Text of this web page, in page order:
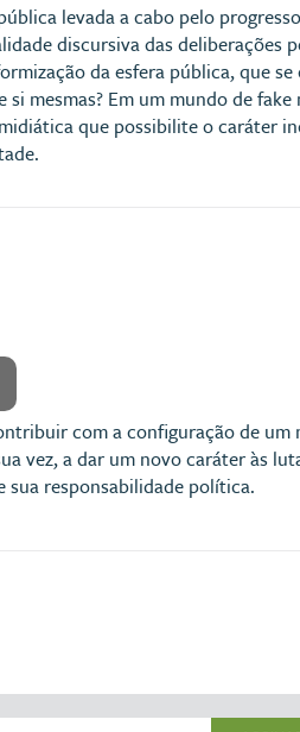
levada a cabo pelo
discursiva das deliberações
da esfera pública, que
mesmas? Em um mundo de
que possibilite o caráter
com a configuração de
vez, a dar um novo caráter às
sua responsabilidade política.